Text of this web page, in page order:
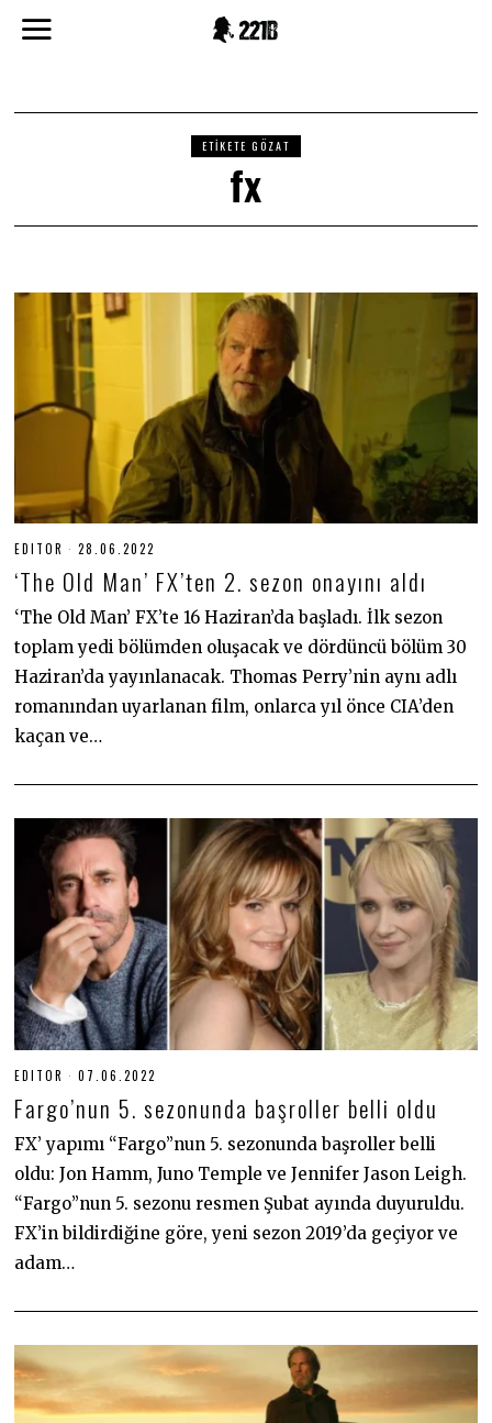
ETIKETE GÖZAT
fx
EDITOR 28.06.2022
.
6
2
0
2
2
‘The Old Man’ FX’ten 2. sezon onayını aldı
‘The Old Man’ FX’te 16 Haziran’da başladı. İlk sezon
toplam yedi bölümden oluşacak ve dördüncü bölüm 30
Haziran’da yayınlanacak. Thomas Perry’nin aynı adlı
romanından uyarlanan film, onlarca yıl önce CIA’den
kaçan ve…
EDITOR 07.06.2022
.
6
2
2
Fargo’nun 5. sezonunda başroller belli oldu
FX’ yapımı “Fargo”nun 5. sezonunda başroller belli
oldu: Jon Hamm, Juno Temple ve Jennifer Jason Leigh.
“Fargo”nun 5. sezonu resmen Şubat ayında duyuruldu.
FX’in bildirdiğine göre, yeni sezon 2019’da geçiyor ve
adam…